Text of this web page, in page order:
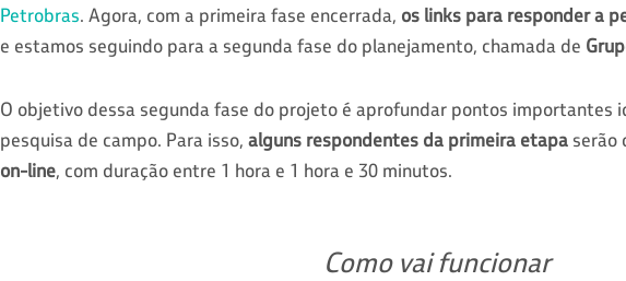
Petrobras. Agora, com a primeira fase encerrada, os links para responder a
e estamos seguindo para a segunda fase do planejamento, chamada de
O objetivo dessa segunda fase do projeto é aprofundar pontos importantes
pesquisa de campo. Para isso, alguns respondentes da primeira etapa serão
on-line, com duração entre 1 hora e 1 hora e 30 minutos.
Como vai funcionar